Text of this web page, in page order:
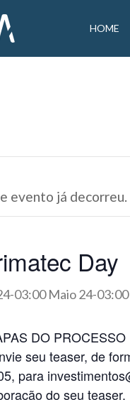
HOME
evento já decorreu.
Day
03:00 Maio 24-
DO PROCESSO
seu teaser, de
para
do seu teaser.